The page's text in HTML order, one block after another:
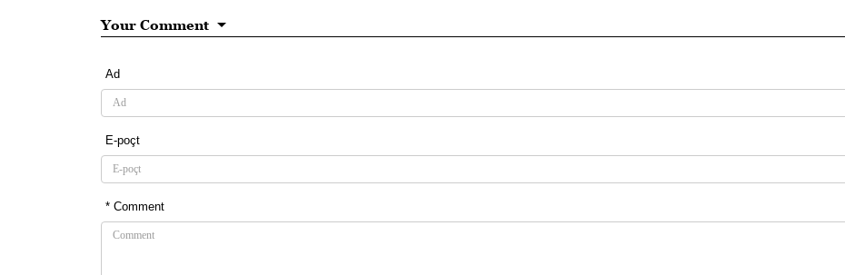
Your Comment
Ad
E-poçt
* Comment